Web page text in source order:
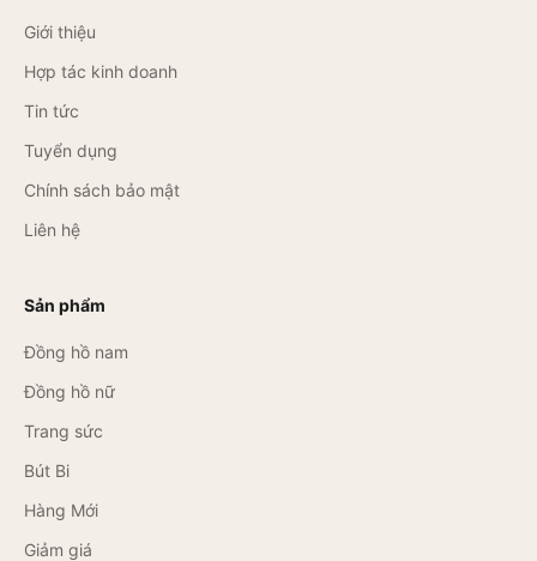
Giới thiệu
Hợp tác kinh doanh
Tin tức
Tuyển dụng
Chính sách bảo mật
Liên hệ
Sản phẩm
Đồng hồ nam
Đồng hồ nữ
Trang sức
Bút Bi
Hàng Mới
Giảm giá